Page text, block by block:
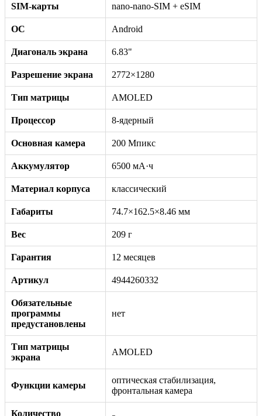
SIM-карты nano-nano-SIM + eSIM
ОС Android
Диагональ экрана 6.83"
Разрешение экрана 2772×1280
Тип матрицы AMOLED
Процессор 8-ядерный
Основная камера 200 Мпикс
Аккумулятор 6500 мА·ч
Материал корпуса классический
Габариты 74.7×162.5×8.46 мм
Вес 209 г
Гарантия 12 месяцев
Артикул 4944260332
Обязательные
программы
предустановлены
нет
Тип матрицы
экрана
AMOLED
Функции камеры
оптическая стабилизация,
фронтальная камера
Количество